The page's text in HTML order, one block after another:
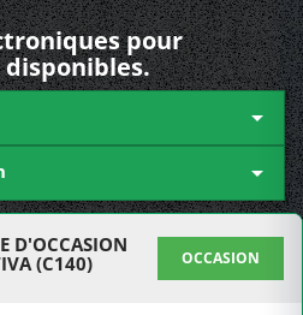
pour
disponibles.


D'OCCASION
(C140)
OCCASION